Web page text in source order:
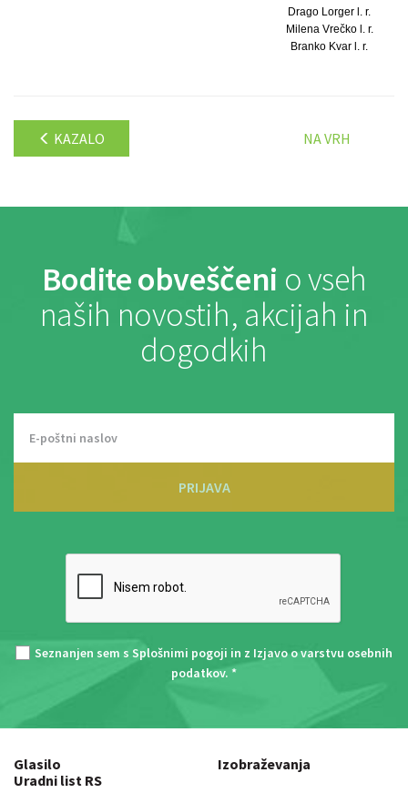
Drago Lorger l. r.
Milena Vrečko l. r.
Branko Kvar l. r.
KAZALO NA VRH
Bodite obveščeni o vseh
naših novostih, akcijah in
dogodkih
PRIJAVA
Seznanjen sem s Splošnimi pogoji in z Izjavo o varstvu osebnih
podatkov. *
Glasilo
Uradni list RS
Izobraževanja